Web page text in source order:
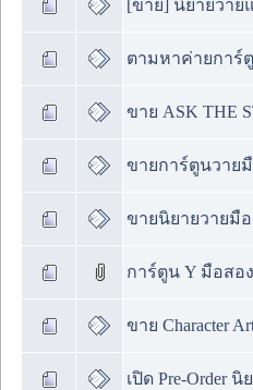
[ขาย] นิยายวาย
ตามหาค่ายการ์
ขาย ASK THE
ขายการ์ตูนวายมื
ขายนิยายวายมื
การ์ตูน Y มือสอ
ขาย Character
เปิด Pre-Order